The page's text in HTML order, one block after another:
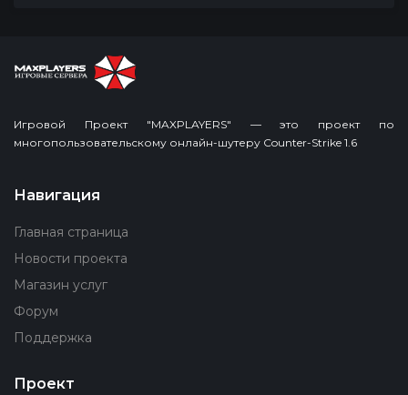
Игровой Проект "MAXPLAYERS" — это проект по
многопользовательскому онлайн-шутеру Counter-Strike 1.6
Навигация
Главная страница
Новости проекта
Магазин услуг
Форум
Поддержка
Проект